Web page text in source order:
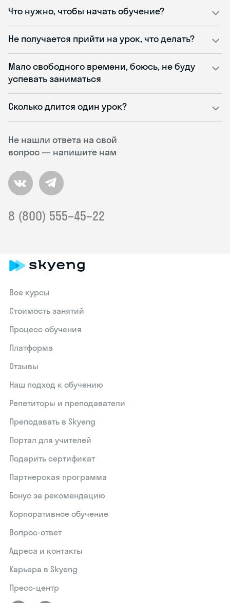
Не нашли ответа на свой
вопрос — напишите нам
8 (800) 555–45–22
Что нужно, чтобы начать обучение?
Не получается прийти на урок, что делать?
Мало свободного времени, боюсь, не буду
успевать заниматься
Сколько длится один урок?
Все курсы
Стоимость занятий
Процесс обучения
Платформа
Отзывы
Наш подход к обучению
Репетиторы и преподаватели
Преподавать в Skyeng
Портал для учителей
Подарить сертификат
Партнерская программа
Бонус за рекомендацию
Корпоративное обучение
Вопрос-ответ
Адреса и контакты
Карьера в Skyeng
Пресс-центр